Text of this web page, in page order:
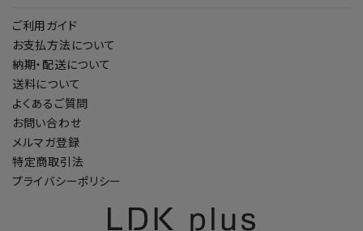
ご利用ガイド
お支払方法について
納期・配送について
送料について
よくあるご質問
お問い合わせ
メルマガ登録
特定商取引法
プライバシーポリシー